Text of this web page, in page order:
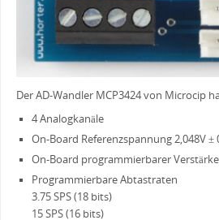
Der AD-Wandler MCP3424 von Microcip
4 Analogkanäle
On-Board Referenzspannung 2,048V ±
On-Board programmierbarer
Programmierbare Abtastraten
3.75 SPS (18 bits)
15 SPS (16 bits)